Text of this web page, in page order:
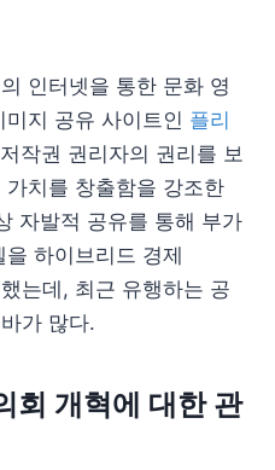
인터넷을 통한 문화 영
지 공유 사이트인 플리
작권 권리자의 권리를 보
치를 창출함을 강조한
자발적 공유를 통해 부가
하이브리드 경제
는데, 최근 유행하는 공
가 많다.
회 개혁에 대한 관